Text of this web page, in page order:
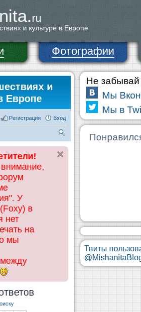
ru
и культуре в Европе
Фотографии
и
Европе
Вход
Регистрация
ск
У
в
нет
на
мы
Не забывай
Мы
Мы в
Твиты